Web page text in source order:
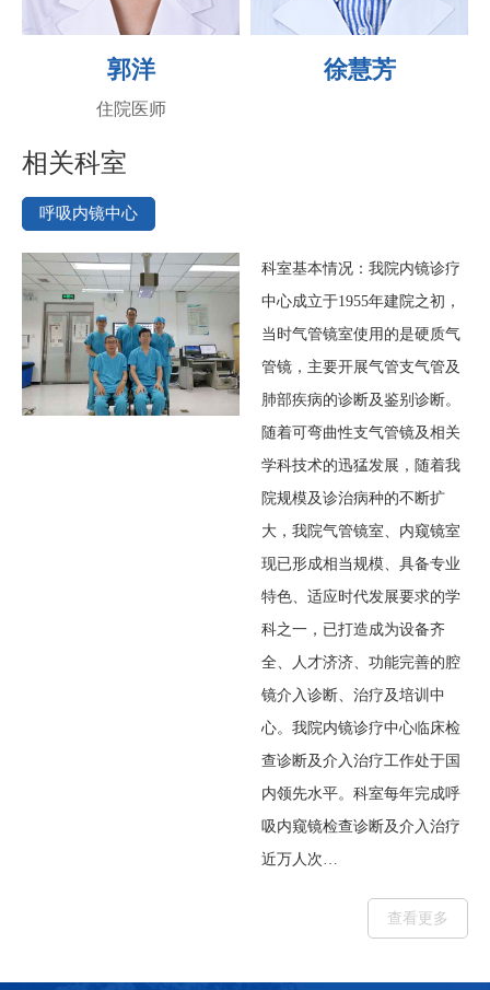
郭洋
住院医师
徐慧芳
相关科室
呼吸内镜中心
科室基本情况：我院内镜诊疗
中心成立于1955年建院之初，
当时气管镜室使用的是硬质气
管镜，主要开展气管支气管及
肺部疾病的诊断及鉴别诊断。
随着可弯曲性支气管镜及相关
学科技术的迅猛发展，随着我
院规模及诊治病种的不断扩
大，我院气管镜室、内窥镜室
现已形成相当规模、具备专业
特色、适应时代发展要求的学
科之一，已打造成为设备齐
全、人才济济、功能完善的腔
镜介入诊断、治疗及培训中
心。我院内镜诊疗中心临床检
查诊断及介入治疗工作处于国
内领先水平。科室每年完成呼
吸内窥镜检查诊断及介入治疗
近万人次…
查看更多